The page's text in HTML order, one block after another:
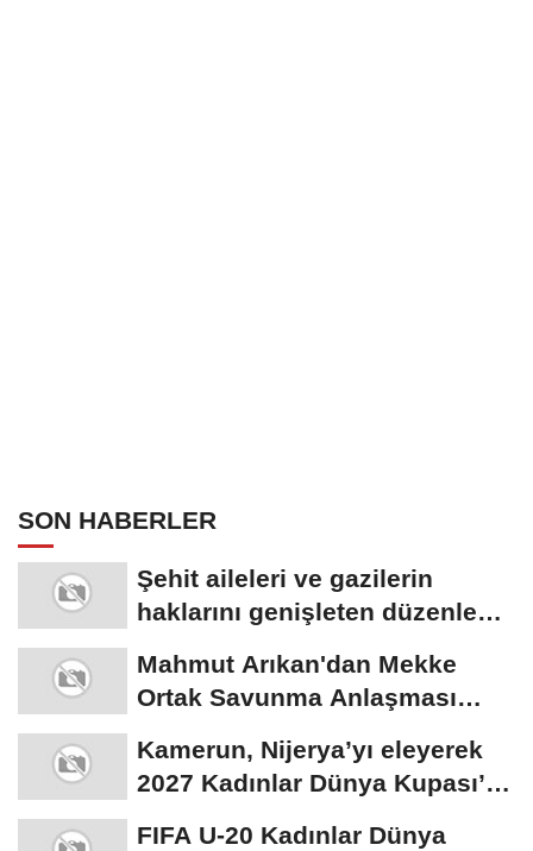
SON HABERLER
Şehit aileleri ve gazilerin
haklarını genişleten düzenleme
Mahmut Arıkan'dan Mekke
Ortak Savunma Anlaşması
Kamerun, Nijerya’yı eleyerek
2027 Kadınlar Dünya Kupası’na
FIFA U-20 Kadınlar Dünya